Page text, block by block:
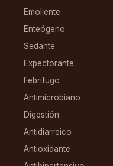
Emoliente
Enteógeno
Sedante
Expectorante
Febrífugo
Antimicrobiano
Digestión
Antidiarreico
Antioxidante